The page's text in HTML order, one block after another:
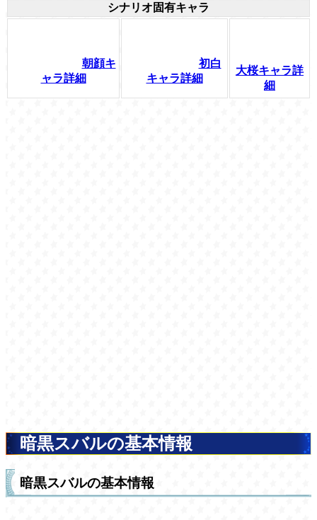
シナリオ固有キャラ
朝顔キ
ャラ詳細
初白
キャラ詳細
大桜キャラ詳
細
暗黒スバルの基本情報
暗黒スバルの基本情報